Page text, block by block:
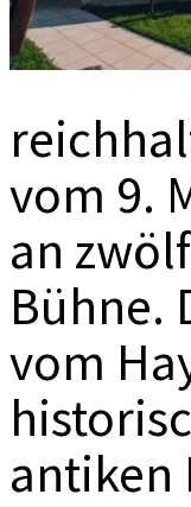
vom 9.
an
Bühne.
vom
antiken